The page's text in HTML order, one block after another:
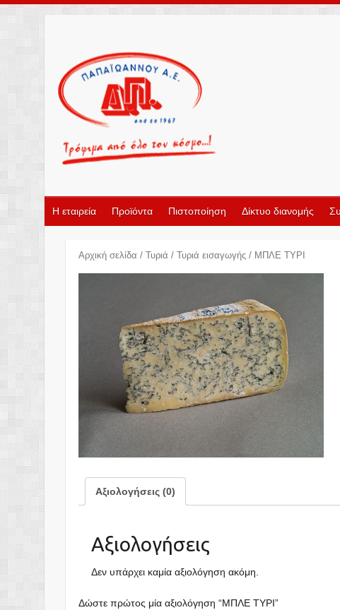
Η εταιρεία Προϊόντα Πιστοποίηση Δίκτυο διανομής
Αρχική σελίδα / Τυριά / Τυριά εισαγωγής/ ΜΠΛΕ ΤΥΡΙ
Αξιολογήσεις (0)
Αξιολογήσεις
Δεν υπάρχει καμία αξιολόγηση ακόμη.
Δώστε πρώτος μία αξιολόγηση “ΜΠΛΕ ΤΥΡΙ”